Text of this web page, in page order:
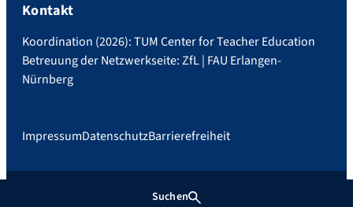
Suchen
Kontakt
Koordination (2026): TUM Center for Teacher Education
Betreuung der Netzwerkseite: ZfL | FAU Erlangen-
Nürnberg
ImpressumDatenschutzBarrierefreiheit